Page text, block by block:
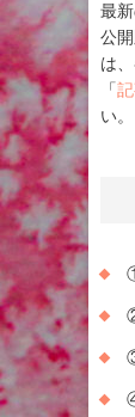
最
公
は
「
い。